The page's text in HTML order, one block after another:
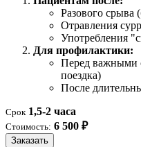
Разового срыва
Отравления
Употребления
Для профилактики:
Перед важными
поездка)
После
Срок 1,5-2 часа
Стоимость: 6 500 ₽
Заказать